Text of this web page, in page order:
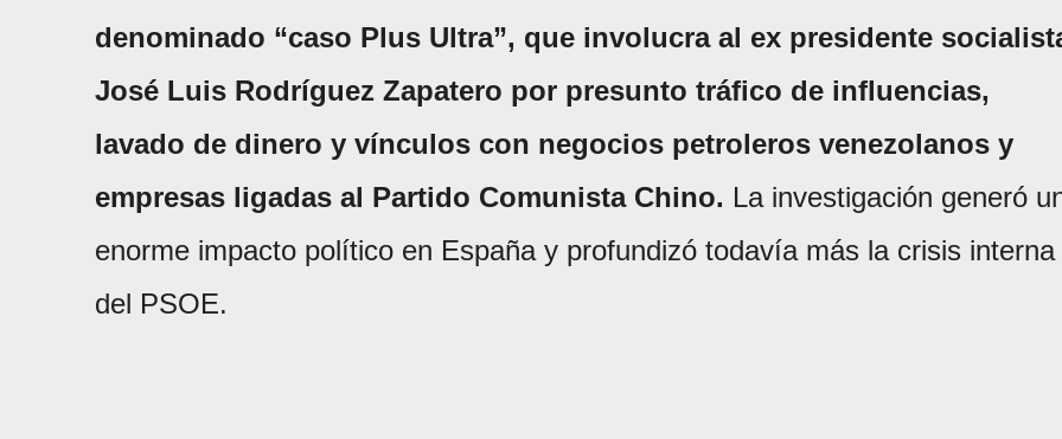
denominado “caso Plus Ultra”, que involucra al ex presidente
José Luis Rodríguez Zapatero por presunto tráfico de influencias,
lavado de dinero y vínculos con negocios petroleros venezolanos y
empresas ligadas al Partido Comunista Chino. La investigación generó
enorme impacto político en España y profundizó todavía más la crisis interna
del PSOE.